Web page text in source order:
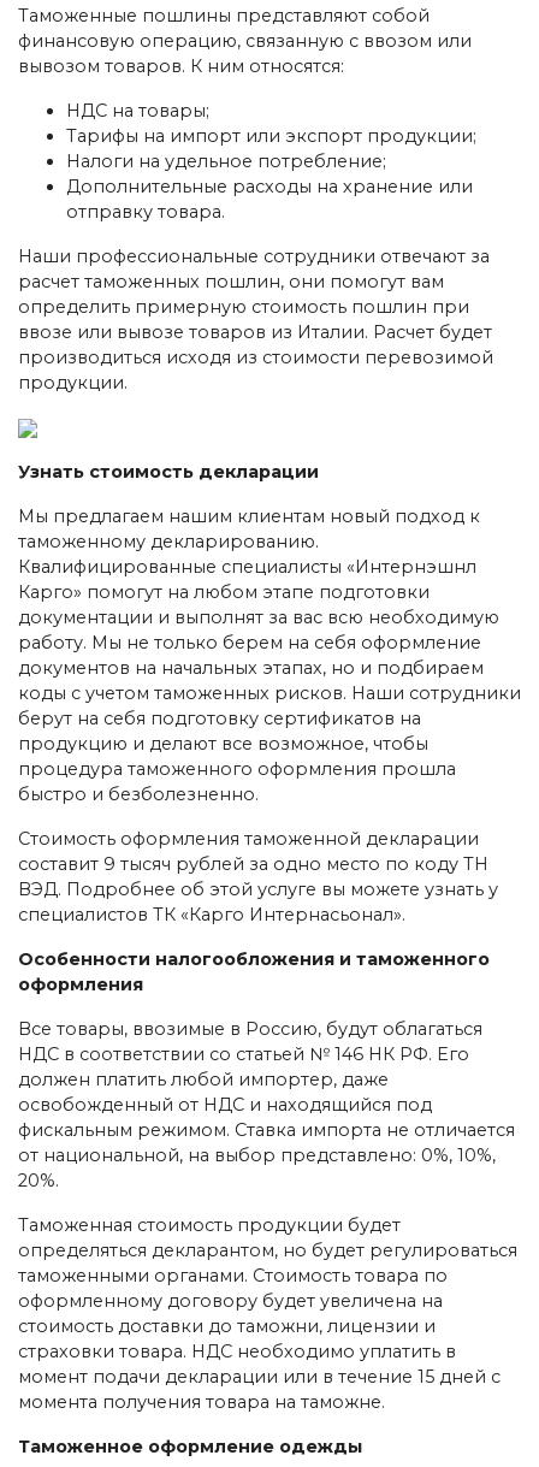
Таможенные пошлины представляют собой
финансовую операцию, связанную с ввозом или
вывозом товаров. К ним относятся:
НДС на товары;
Тарифы на импорт или экспорт продукции;
Налоги на удельное потребление;
Дополнительные расходы на хранение или
отправку товара.
Наши профессиональные сотрудники отвечают за
расчет таможенных пошлин, они помогут вам
определить примерную стоимость пошлин при
ввозе или вывозе товаров из Италии. Расчет будет
производиться исходя из стоимости перевозимой
продукции.
Узнать стоимость декларации
Мы предлагаем нашим клиентам новый подход к
таможенному декларированию.
Квалифицированные специалисты «Интернэшнл
Карго» помогут на любом этапе подготовки
документации и выполнят за вас всю необходимую
работу. Мы не только берем на себя оформление
документов на начальных этапах, но и подбираем
коды с учетом таможенных рисков. Наши сотрудники
берут на себя подготовку сертификатов на
продукцию и делают все возможное, чтобы
процедура таможенного оформления прошла
быстро и безболезненно.
Стоимость оформления таможенной декларации
составит 9 тысяч рублей за одно место по коду ТН
ВЭД. Подробнее об этой услуге вы можете узнать у
специалистов ТК «Карго Интернасьонал».
Особенности налогообложения и таможенного
оформления
Все товары, ввозимые в Россию, будут облагаться
НДС в соответствии со статьей № 146 НК РФ. Его
должен платить любой импортер, даже
освобожденный от НДС и находящийся под
фискальным режимом. Ставка импорта не отличается
от национальной, на выбор представлено: 0%, 10%,
20%.
Таможенная стоимость продукции будет
определяться декларантом, но будет регулироваться
таможенными органами. Стоимость товара по
оформленному договору будет увеличена на
стоимость доставки до таможни, лицензии и
страховки товара. НДС необходимо уплатить в
момент подачи декларации или в течение 15 дней с
момента получения товара на таможне.
Таможенное оформление одежды